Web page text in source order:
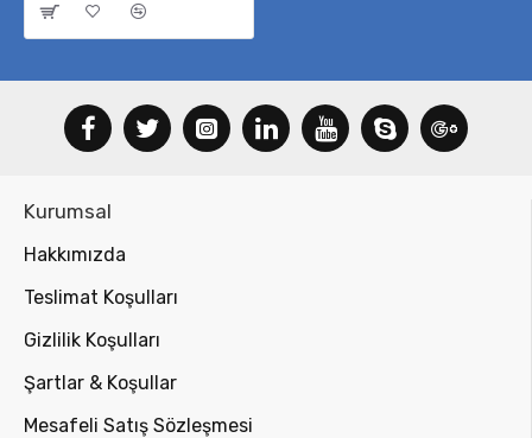
Kurumsal
Hakkımızda
Teslimat Koşulları
Gizlilik Koşulları
Şartlar & Koşullar
Mesafeli Satış Sözleşmesi